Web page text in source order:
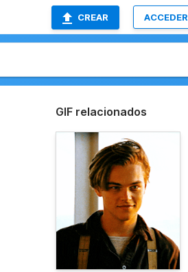
CREAR ACCEDER
GIF relacionados